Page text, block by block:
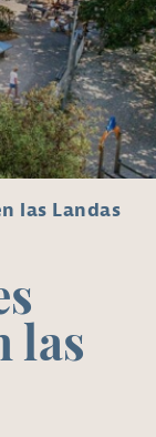
las Landas
las